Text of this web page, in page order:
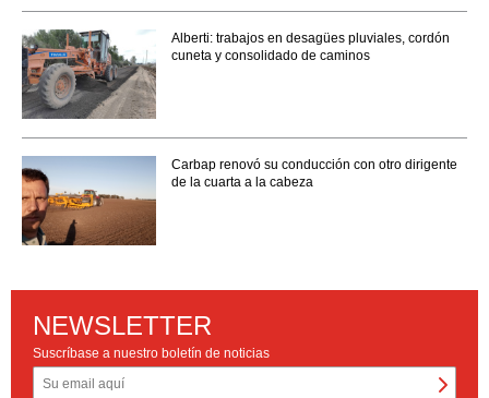
Alberti: trabajos en desagües pluviales, cordón
cuneta y consolidado de caminos
Carbap renovó su conducción con otro dirigente
de la cuarta a la cabeza
NEWSLETTER
Suscríbase a nuestro boletín de noticias